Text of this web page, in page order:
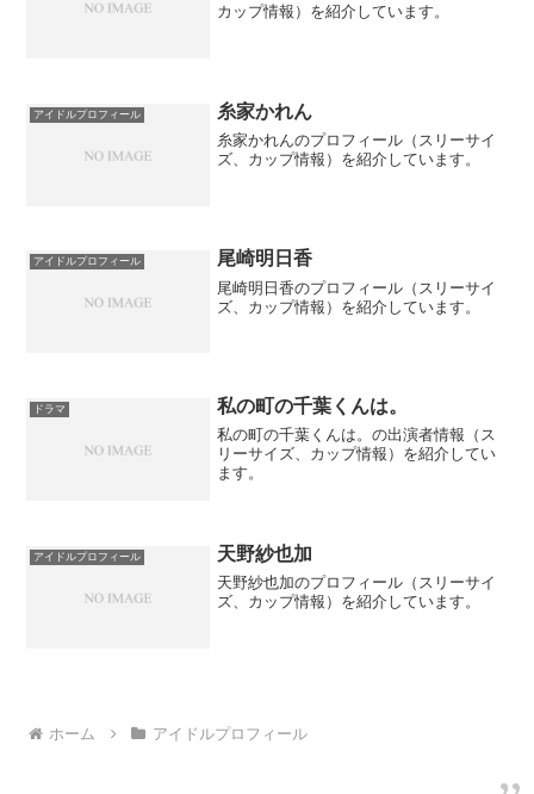
カップ情報）を紹介しています。
アイドルプロフィール 糸家かれん
糸家かれんのプロフィール（スリーサイ
ズ、カップ情報）を紹介しています。
アイドルプロフィール 尾崎明日香
尾崎明日香のプロフィール（スリーサイ
ズ、カップ情報）を紹介しています。
ドラマ 私の町の千葉くんは。
私の町の千葉くんは。の出演者情報（ス
リーサイズ、カップ情報）を紹介してい
ます。
アイドルプロフィール 天野紗也加
天野紗也加のプロフィール（スリーサイ
ズ、カップ情報）を紹介しています。
ホーム アイドルプロフィール